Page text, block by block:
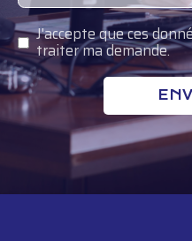
J'accepte que ces
traiter ma demande.